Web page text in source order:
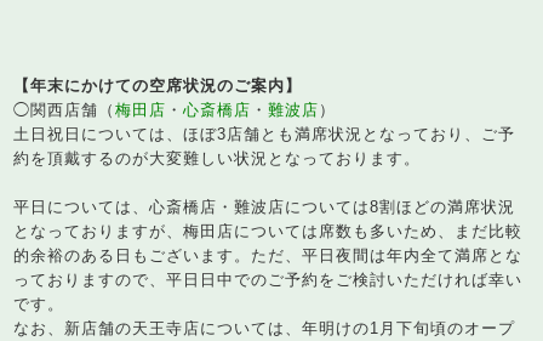
【年末にかけての空席状況のご案内】
◯関西店舗（梅田店 ・心斎橋店 ・難波店 ）
土日祝日については、ほぼ3店舗とも満席状況となっており、ご予
約を頂戴するのが大変難しい状況となっております。
平日については、心斎橋店・難波店については8割ほどの満席状況
となっておりますが、梅田店については席数も多いため、まだ比較
的余裕のある日もございます。ただ、平日夜間は年内全て満席とな
っておりますので、平日日中でのご予約をご検討いただければ幸い
です。
なお、新店舗の天王寺店については、年明けの1月下旬頃のオープ